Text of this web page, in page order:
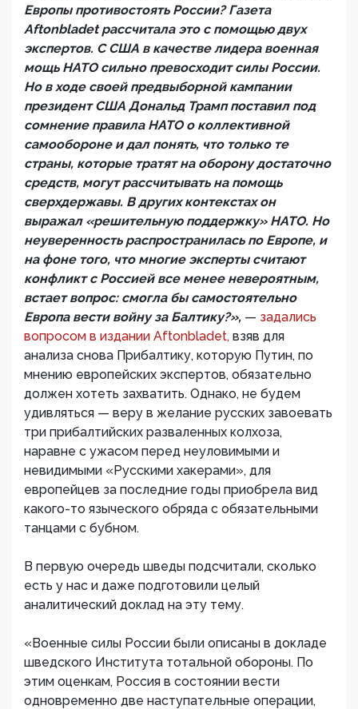
Европы противостоять России? Газета
Aftonbladet рассчитала это с помощью двух
экспертов. С США в качестве лидера военная
мощь НАТО сильно превосходит силы России.
Но в ходе своей предвыборной кампании
президент США Дональд Трамп поставил под
сомнение правила НАТО о коллективной
самообороне и дал понять, что только те
страны, которые тратят на оборону достаточно
средств, могут рассчитывать на помощь
сверхдержавы. В других контекстах он
выражал «решительную поддержку» НАТО. Но
неуверенность распространилась по Европе, и
на фоне того, что многие эксперты считают
конфликт с Россией все менее невероятным,
встает вопрос: смогла бы самостоятельно
Европа вести войну за Балтику?», — задались
вопросом в издании Aftonbladet, взяв для
анализа снова Прибалтику, которую Путин, по
мнению европейских экспертов, обязательно
должен хотеть захватить. Однако, не будем
удивляться — веру в желание русских завоевать
три прибалтийских разваленных колхоза,
наравне с ужасом перед неуловимыми и
невидимыми «Русскими хакерами», для
европейцев за последние годы приобрела вид
какого-то языческого обряда с обязательными
танцами с бубном.
В первую очередь шведы подсчитали, сколько
есть у нас и даже подготовили целый
аналитический доклад на эту тему.
«Военные силы России были описаны в докладе
шведского Института тотальной обороны. По
этим оценкам, Россия в состоянии вести
одновременно две наступательные операции,